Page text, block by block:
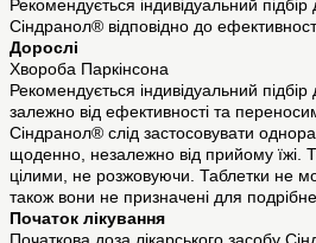
Рекомендується індивідуальний підбір
Сіндранол® відповідно до
Дорослі
Хвороба Паркінсона
Рекомендується індивідуальний підбір
залежно від ефективності та
Сіндранол® слід застосовувати
щоденно, незалежно від прийому їжі.
цілими, не розжовуючи. Таблетки не
також вони не призначені для
Початок лікування